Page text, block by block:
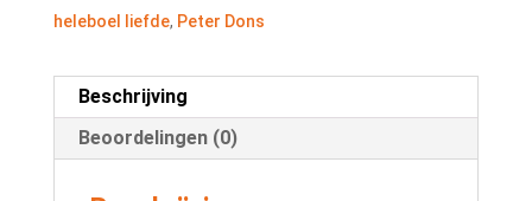
heleboel liefde, Peter Dons
Beschrijving
Beoordelingen (0)